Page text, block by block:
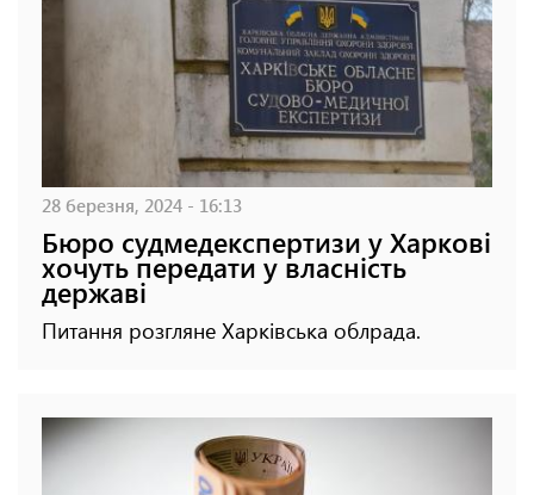
28 березня, 2024 - 16:13
Бюро судмедекспертизи у Харкові
хочуть передати у власність
державі
Питання розгляне Харківська облрада.